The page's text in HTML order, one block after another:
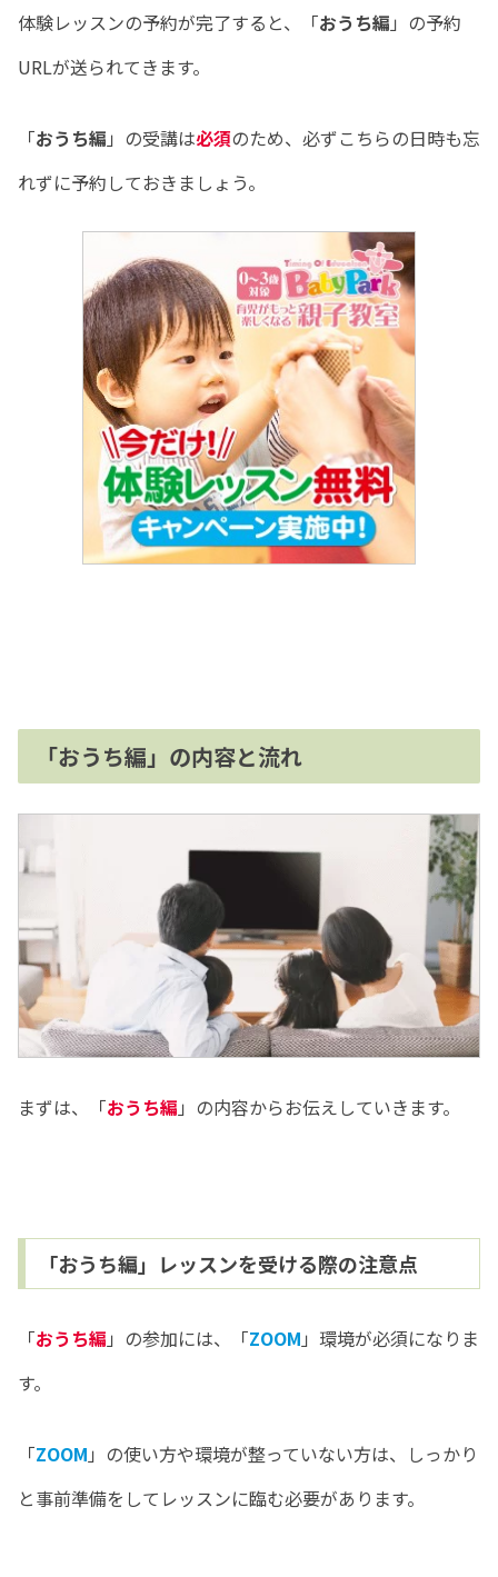
体験レッスンの予約が完了すると、「おうち編 」の予約
URLが送られてきます。
「おうち編 」の受講は必須のため、必ずこちらの日時も忘
れずに予約しておきましょう。
「おうち編」の内容と流れ
まずは、「おうち編 」の内容からお伝えしていきます。
「おうち編」レッスンを受ける際の注意点
「おうち編 」の参加には、「ZOOM 」環境が必須になりま
す。
「ZOOM 」の使い方や環境が整っていない方は、しっかり
と事前準備をしてレッスンに臨む必要があります。